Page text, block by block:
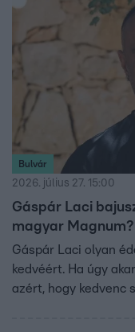
Bulvár
2026. július 27. 15:00
Gáspár Laci
magyar
Gáspár Laci olyan
kedvéért. Ha úgy
azért, hogy kedvenc